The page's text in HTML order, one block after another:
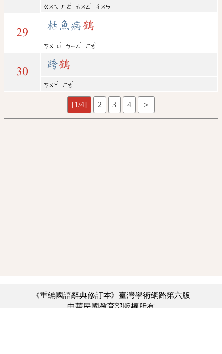
ㄍㄨㄟ ㄏㄜ
ˋ
ㄊㄨㄥ
ˊ
ㄔㄨㄣ
29
枯魚病鶴
ㄎㄨ ㄩ
ˊ
ㄅㄧㄥ
ˋ
ㄏㄜ
ˋ
30
跨鶴
ㄎㄨㄚ
ˋ
ㄏㄜ
ˋ
[1/4] 2 3 4 ＞
《重編國語辭典修訂本》臺灣學術網路第六版
中華民國教育部版權所有